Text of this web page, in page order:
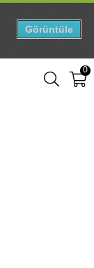
0
Görüntüle